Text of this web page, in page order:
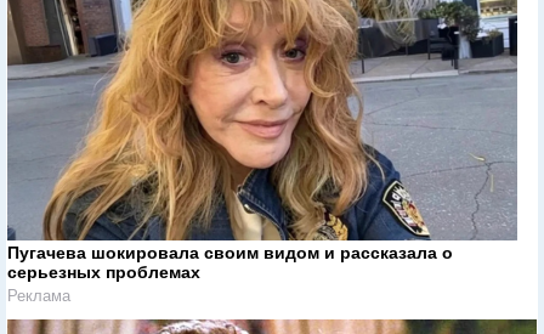
Пугачева шокировала своим видом и рассказала о
серьезных проблемах
Реклама